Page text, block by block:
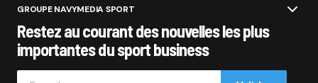
GROUPE NAVYMEDIA SPORT
Restez au courant des nouvelles les plus
importantes du sport business